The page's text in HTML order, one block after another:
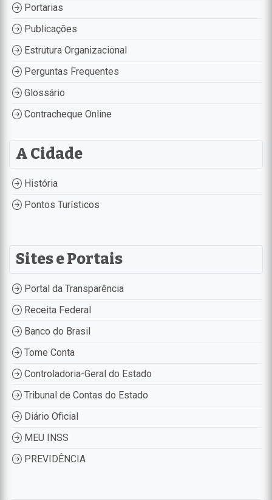
Portarias
Publicações
Estrutura Organizacional
Perguntas Frequentes
Glossário
Contracheque Online
A Cidade
História
Pontos Turísticos
Sites e Portais
Portal da Transparência
Receita Federal
Banco do Brasil
Tome Conta
Controladoria-Geral do Estado
Tribunal de Contas do Estado
Diário Oficial
MEU INSS
PREVIDÊNCIA